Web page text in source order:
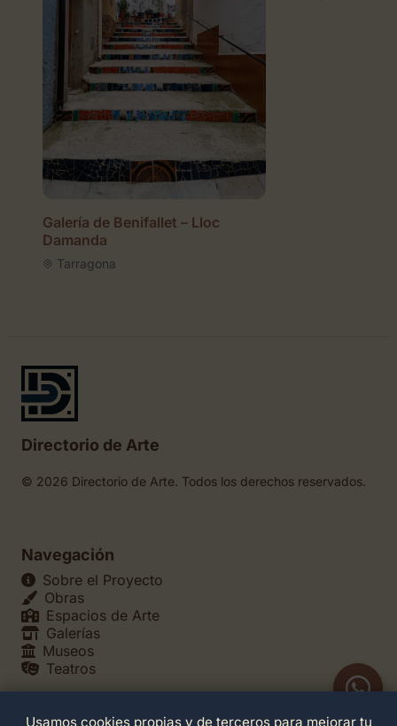
Galería de Benifallet – Lloc
Damanda
Tarragona
Directorio de Arte
© 2026 Directorio de Arte. Todos los derechos reservados.
Navegación
Sobre el Proyecto
Obras
Espacios de Arte
Galerías
Museos
Teatros
Usamos cookies propias y de terceros para mejorar tu